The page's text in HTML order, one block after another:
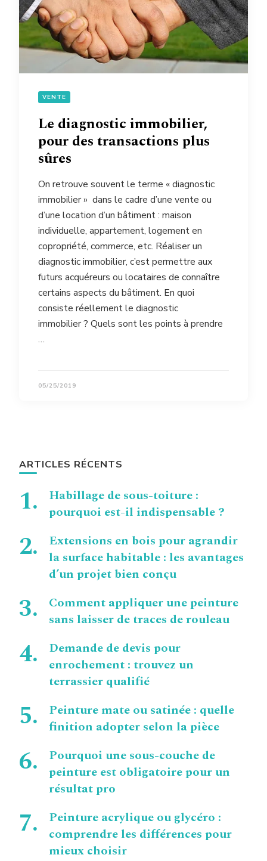
VENTE
Le diagnostic immobilier,
pour des transactions plus
sûres
On retrouve souvent le terme « diagnostic
immobilier » dans le cadre d’une vente ou
d’une location d’un bâtiment : maison
individuelle, appartement, logement en
copropriété, commerce, etc. Réaliser un
diagnostic immobilier, c’est permettre aux
futurs acquéreurs ou locataires de connaître
certains aspects du bâtiment. En quoi
consiste réellement le diagnostic
immobilier ? Quels sont les points à prendre
…
05/25/2019
ARTICLES RÉCENTS
Habillage de sous-toiture :
pourquoi est-il indispensable ?
Extensions en bois pour agrandir
la surface habitable : les avantages
d’un projet bien conçu
Comment appliquer une peinture
sans laisser de traces de rouleau
Demande de devis pour
enrochement : trouvez un
terrassier qualifié
Peinture mate ou satinée : quelle
finition adopter selon la pièce
Pourquoi une sous-couche de
peinture est obligatoire pour un
résultat pro
Peinture acrylique ou glycéro :
comprendre les différences pour
mieux choisir